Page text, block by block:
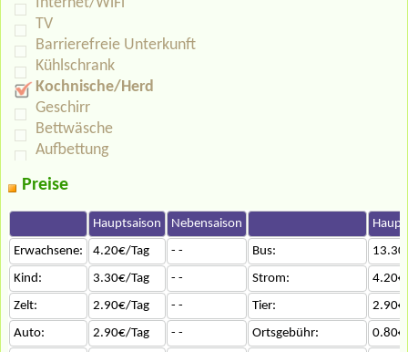
TV
Barrierefreie Unterkunft
Kühlschrank
Kochnische/Herd
Geschirr
Bettwäsche
Aufbettung
Preise
Hauptsaison Nebensaison
Erwachsene:
4.20€/Tag - - Bus:
Kind:
3.30€/Tag - - Strom:
Zelt:
2.90€/Tag - - Tier:
Auto:
2.90€/Tag - - Ortsgebühr: